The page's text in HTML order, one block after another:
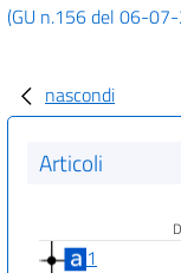
(GU n.156 del 06-
nascondi
Articoli
1